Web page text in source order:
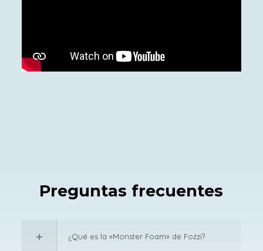
Preguntas frecuentes
¿Qué es la «Monster Foam» de Fozzi?